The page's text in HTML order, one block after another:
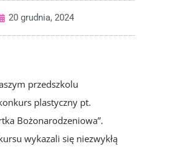
20 grudnia, 2024
przedszkolu
plastyczny pt.
Bożonarodzeniowa”.
wykazali się niezwykłą